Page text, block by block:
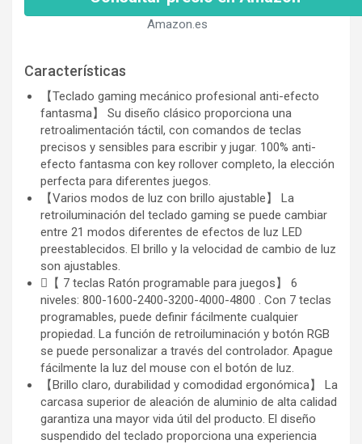
Amazon.es
Características
【Teclado gaming mecánico profesional anti-efecto
fantasma】 Su diseño clásico proporciona una
retroalimentación táctil, con comandos de teclas
precisos y sensibles para escribir y jugar. 100% anti-
efecto fantasma con key rollover completo, la elección
perfecta para diferentes juegos.
【Varios modos de luz con brillo ajustable】 La
retroiluminación del teclado gaming se puede cambiar
entre 21 modos diferentes de efectos de luz LED
preestablecidos. El brillo y la velocidad de cambio de luz
son ajustables.
【 7 teclas Ratón programable para juegos】 6
niveles: 800-1600-2400-3200-4000-4800 . Con 7 teclas
programables, puede definir fácilmente cualquier
propiedad. La función de retroiluminación y botón RGB
se puede personalizar a través del controlador. Apague
fácilmente la luz del mouse con el botón de luz.
【Brillo claro, durabilidad y comodidad ergonómica】 La
carcasa superior de aleación de aluminio de alta calidad
garantiza una mayor vida útil del producto. El diseño
suspendido del teclado proporciona una experiencia